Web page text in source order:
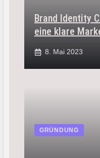
Brand Identity
eine klare
8. Mai 2023
GRÜNDUNG